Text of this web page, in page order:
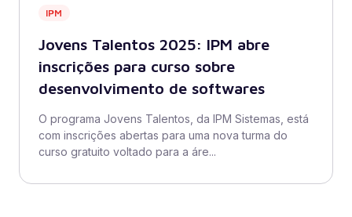
IPM
Jovens Talentos 2025: IPM abre
inscrições para curso sobre
desenvolvimento de softwares
O programa Jovens Talentos, da IPM Sistemas, está
com inscrições abertas para uma nova turma do
curso gratuito voltado para a áre...